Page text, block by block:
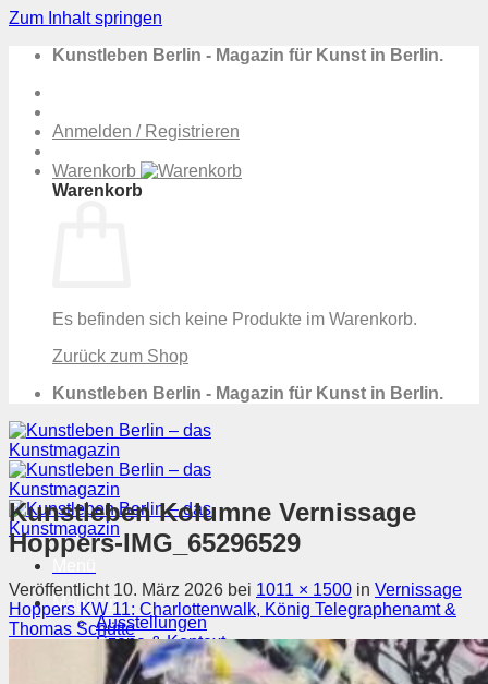
Zum Inhalt springen
Kunstleben Berlin - Magazin für Kunst in Berlin.
Anmelden / Registrieren
Warenkorb
Warenkorb
Es befinden sich keine Produkte im Warenkorb.
Zurück zum Shop
Kunstleben Berlin - Magazin für Kunst in Berlin.
Magazin
Ausstellungen
Szene & Kontext
Künstler entdecken
Kunstleben Kolumne Vernissage
Hoppers-IMG_65296529
Veröffentlicht 10. März 2026 bei 1011 × 1500 in Vernissage
Hoppers KW 11: Charlottenwalk, König Telegraphenamt &
Thomas Schütte